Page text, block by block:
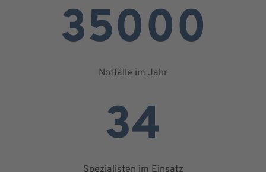
35000
Notfälle im Jahr
34
Spezialisten im Einsatz